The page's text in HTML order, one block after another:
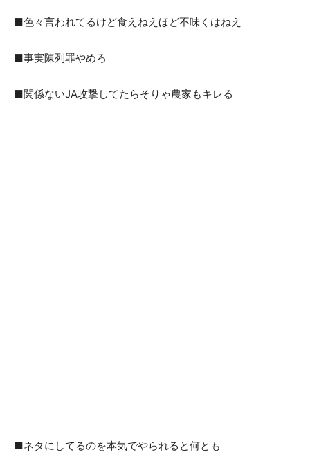
■色々言われてるけど食えねえほど不味くはねえ
■事実陳列罪やめろ
■関係ないJA攻撃してたらそりゃ農家もキレる
■ネタにしてるのを本気でやられると何とも